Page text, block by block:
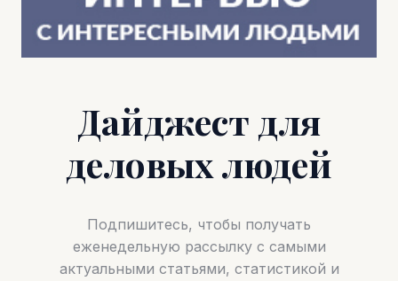
Дайджест для
деловых людей
Подпишитесь, чтобы получать
еженедельную рассылку с самыми
актуальными статьями, статистикой и